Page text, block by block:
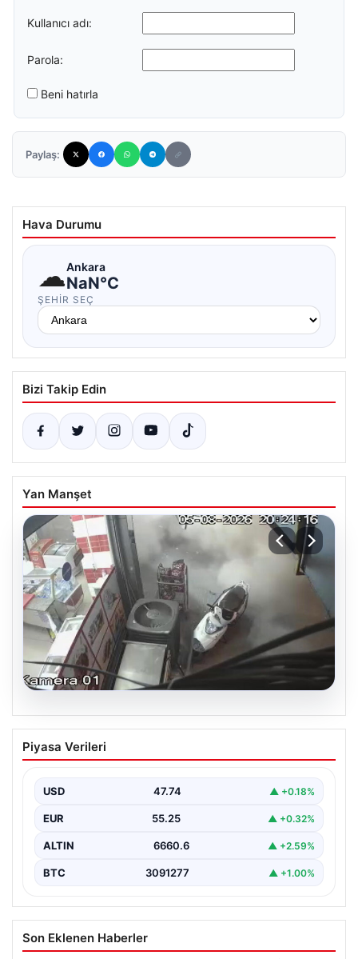
Kullanıcı adı:
Parola:
Beni hatırla
Paylaş:
Hava Durumu
☁Ankara
NaN°C
ŞEHIR SEÇ
Bizi Takip Edin
Yan Manşet
06.08.2026
Bahçelievler’de 4 Katlı Binanın Çökmesi
ve Sonrası Güvenlik Önlemleri
bölge sakinleri ve yetkilileri korkutan anlara sahne oldu.
Piyasa Verileri
USD 47.74 ▲ +0.18%
EUR 55.25 ▲ +0.32%
ALTIN 6660.6 ▲ +2.59%
BTC 3091277 ▲ +1.00%
Son Eklenen Haberler